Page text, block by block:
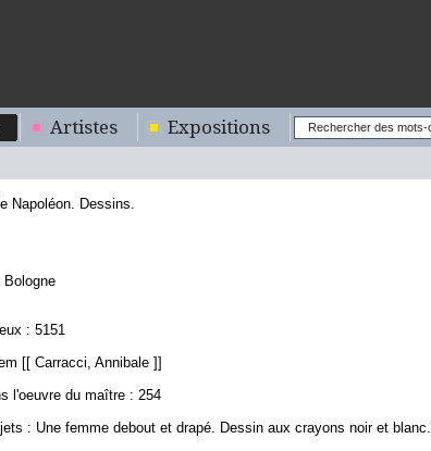
Artistes Expositions
Napoléon. Dessins.
Bologne
: 5151
[[ Carracci, Annibale ]]
l'oeuvre du maître : 254
: Une femme debout et drapé. Dessin aux crayons noir et blanc.